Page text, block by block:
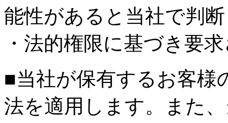
能性があると当社で判
・法的権限に基づき要
■当社が保有するお客様
法を適用します。また